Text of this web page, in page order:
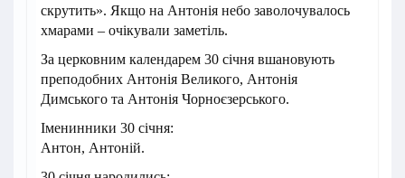
скрутить». Якщо на Антонія небо заволочувалось
хмарами – очікували заметіль.
За церковним календарем 30 січня вшановують
преподобних Антонія Великого, Антонія
Димського та Антонія Чорноєзерського.
Іменинники 30 січня:
Антон, Антоній.